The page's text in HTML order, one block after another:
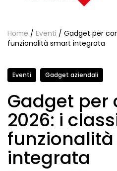
Home / Eventi / Gadget per
funzionalità smart integrata
Eventi Gadget aziendali
Gadget per
2026: i
integrata